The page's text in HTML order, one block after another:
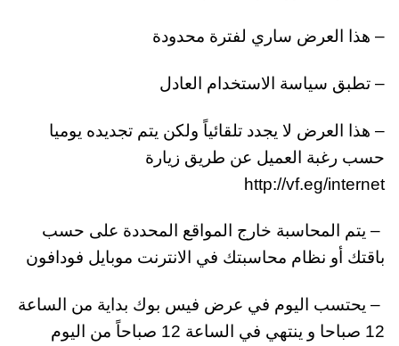
– هذا العرض ساري لفترة محدودة
– تطبق سياسة الاستخدام العادل
– هذا العرض لا يجدد تلقائياً ولكن يتم تجديده يوميا
حسب رغبة العميل عن طريق زيارة
http://vf.eg/internet
– يتم المحاسبة خارج المواقع المحددة على حسب
باقتك أو نظام محاسبتك في الانترنت موبايل فودافون
– يحتسب اليوم في عرض فيس بوك بداية من الساعة
12 صباحا و ينتهي في الساعة 12 صباحاً من اليوم